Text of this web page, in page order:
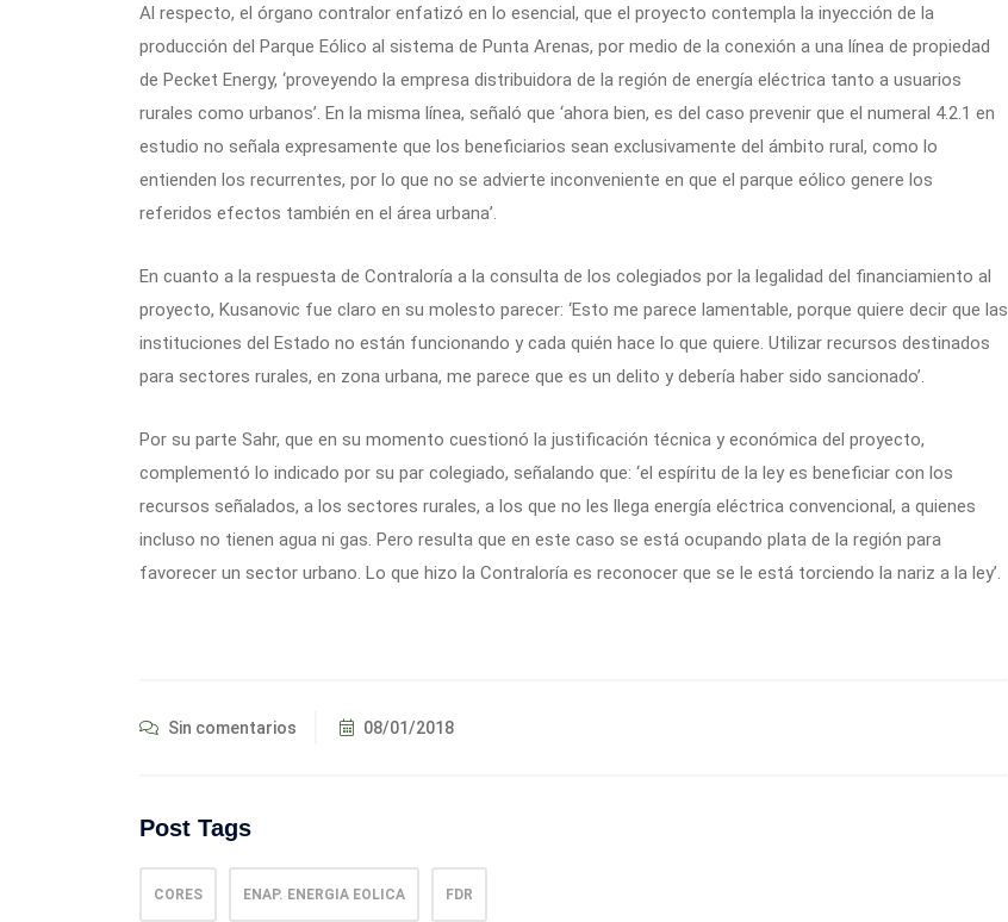
Al respecto, el órgano contralor enfatizó en lo esencial, que el proyecto contempla la inyección de la
producción del Parque Eólico al sistema de Punta Arenas, por medio de la conexión a una línea de propiedad
de Pecket Energy, ‘proveyendo la empresa distribuidora de la región de energía eléctrica tanto a usuarios
rurales como urbanos’. En la misma línea, señaló que ‘ahora bien, es del caso prevenir que el numeral 4.2.1 en
estudio no señala expresamente que los beneficiarios sean exclusivamente del ámbito rural, como lo
entienden los recurrentes, por lo que no se advierte inconveniente en que el parque eólico genere los
referidos efectos también en el área urbana’.
En cuanto a la respuesta de Contraloría a la consulta de los colegiados por la legalidad del financiamiento al
proyecto, Kusanovic fue claro en su molesto parecer: ‘Esto me parece lamentable, porque quiere decir que las
instituciones del Estado no están funcionando y cada quién hace lo que quiere. Utilizar recursos destinados
para sectores rurales, en zona urbana, me parece que es un delito y debería haber sido sancionado’.
Por su parte Sahr, que en su momento cuestionó la justificación técnica y económica del proyecto,
complementó lo indicado por su par colegiado, señalando que: ‘el espíritu de la ley es beneficiar con los
recursos señalados, a los sectores rurales, a los que no les llega energía eléctrica convencional, a quienes
incluso no tienen agua ni gas. Pero resulta que en este caso se está ocupando plata de la región para
favorecer un sector urbano. Lo que hizo la Contraloría es reconocer que se le está torciendo la nariz a la ley’.
Sin comentarios 08/01/2018
Post Tags
CORES ENAP. ENERGIA EOLICA FDR